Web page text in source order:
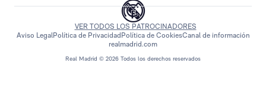
Real Madrid © 2026 Todos los derechos reservados
VER TODOS LOS PATROCINADORES
Aviso LegalPolítica de Privacidad Política de CookiesCanal de información
realmadrid.com